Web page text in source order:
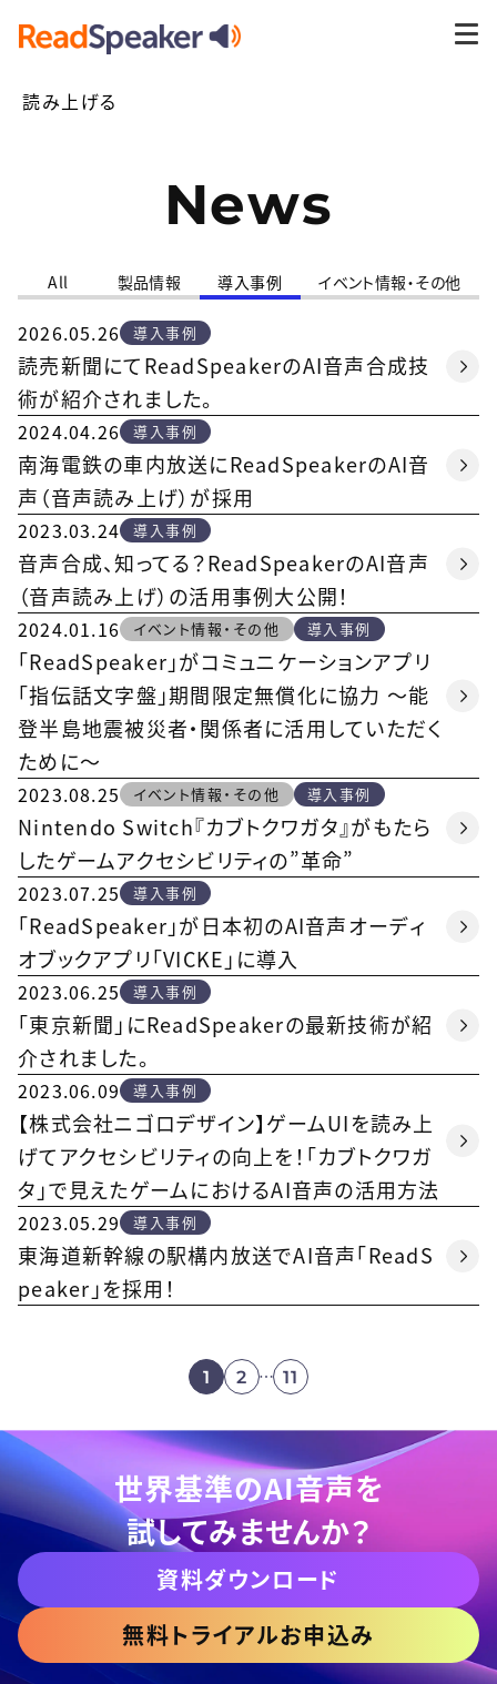
読み上げる
News
All 製品情報 導入事例 イベント情報・その他
2026.05.26 導入事例
読売新聞にてReadSpeakerのAI音声合成技
術が紹介されました。
2024.04.26 導入事例
南海電鉄の車内放送にReadSpeakerのAI音
声（音声読み上げ）が採用
2023.03.24 導入事例
音声合成、知ってる？ReadSpeakerのAI音声
（音声読み上げ）の活用事例大公開！
2024.01.16 イベント情報・その他 導入事例
「ReadSpeaker」がコミュニケーションアプリ
「指伝話文字盤」期間限定無償化に協力 ～能
登半島地震被災者・関係者に活用していただく
ために～
2023.08.25 イベント情報・その他 導入事例
Nintendo Switch『カブトクワガタ』がもたら
したゲームアクセシビリティの”革命”
2023.07.25 導入事例
「ReadSpeaker」が日本初のAI音声オーディ
オブックアプリ「VICKE」に導入
2023.06.25 導入事例
「東京新聞」にReadSpeakerの最新技術が紹
介されました。
2023.06.09 導入事例
【株式会社ニゴロデザイン】ゲームUIを読み上
げてアクセシビリティの向上を！「カブトクワガ
タ」で見えたゲームにおけるAI音声の活用方法
2023.05.29 導入事例
東海道新幹線の駅構内放送でAI音声「ReadS
peaker」を採用！
1 2 11
世界基準のAI音声を
試してみませんか？
資料ダウンロード
無料トライアルお申込み